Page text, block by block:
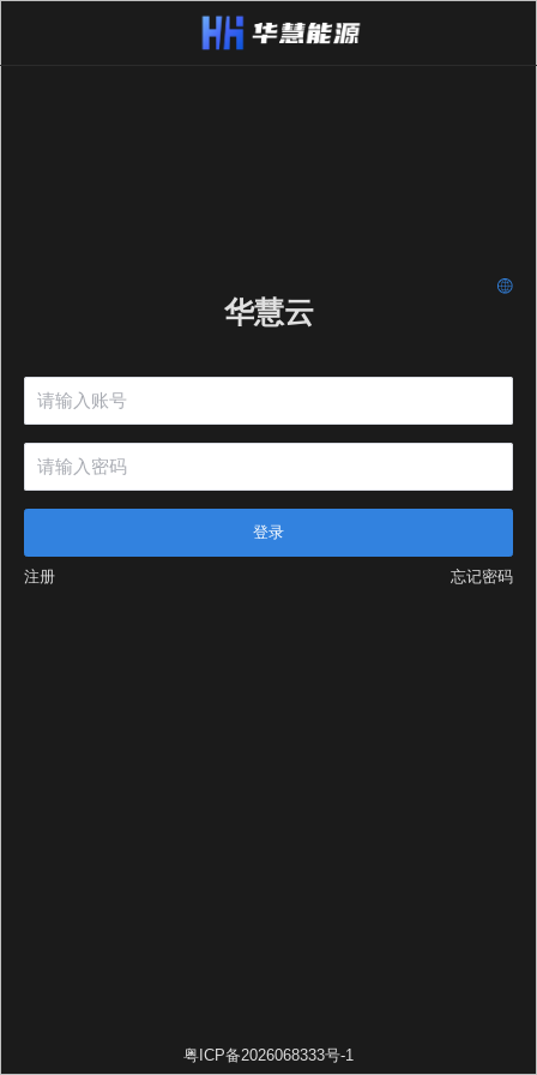
华慧云
登录
注册 忘记密码
粤ICP备2026068333号-1